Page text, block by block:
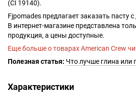
(CI 19140).
Fjpomades предлагает заказать пасту
В интернет-магазине представлена
продукция, а цены доступные.
Еще больше о товарах American Crew
Полезная статья: Что лучше глина или
Характеристики